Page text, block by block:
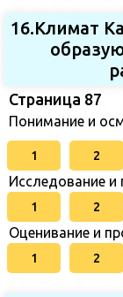
16.Климат
Страница 87
Понимание и
1 2
Исследование и
1 2
Оценивание и
1 2